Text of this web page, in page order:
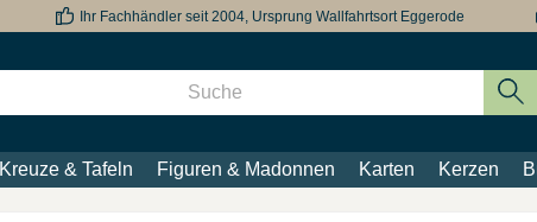
Ihr Fachhändler seit 2004, Ursprung Wallfahrtsort Eggerode
Kreuze & Tafeln Figuren & Madonnen Karten Kerzen